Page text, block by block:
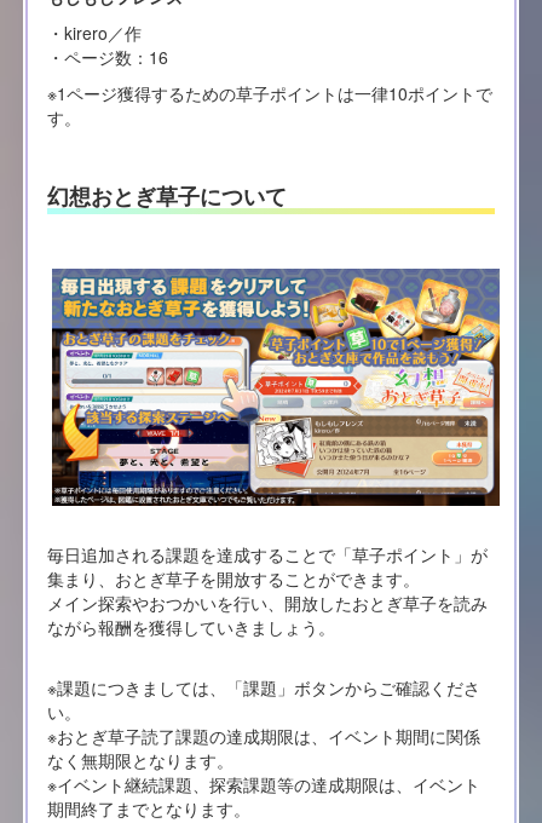
・kirero／作
・ページ数：16
※1ページ獲得するための草子ポイントは一律10ポイントで
す。
幻想おとぎ草子について
毎日追加される課題を達成することで「草子ポイント」が
集まり、おとぎ草子を開放することができます。
メイン探索やおつかいを行い、開放したおとぎ草子を読み
ながら報酬を獲得していきましょう。
※課題につきましては、「課題」ボタンからご確認くださ
い。
※おとぎ草子読了課題の達成期限は、イベント期間に関係
なく無期限となります。
※イベント継続課題、探索課題等の達成期限は、イベント
期間終了までとなります。